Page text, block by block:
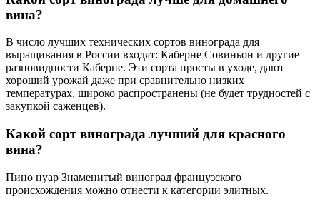
вина?
В число лучших технических сортов винограда для
выращивания в России входят: Каберне Совиньон и другие
разновидности Каберне. Эти сорта просты в уходе, дают
хороший урожай даже при сравнительно низких
температурах, широко распространены (не будет трудностей с
закупкой саженцев).
Какой сорт винограда лучший для красного
вина?
Пино нуар Знаменитый виноград французского
происхождения можно отнести к категории элитных.